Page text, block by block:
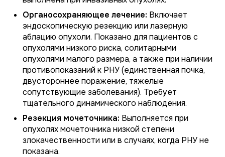
Органосохраняющее лечение: Включает
эндоскопическую резекцию или лазерную
аблацию опухоли. Показано для пациентов с
опухолями низкого риска, солитарными
опухолями малого размера, а также при наличии
противопоказаний к РНУ (единственная почка,
двустороннее поражение, тяжелые
сопутствующие заболевания). Требует
тщательного динамического наблюдения.
Резекция мочеточника: Выполняется при
опухолях мочеточника низкой степени
злокачественности или в случаях, когда РНУ не
показана.